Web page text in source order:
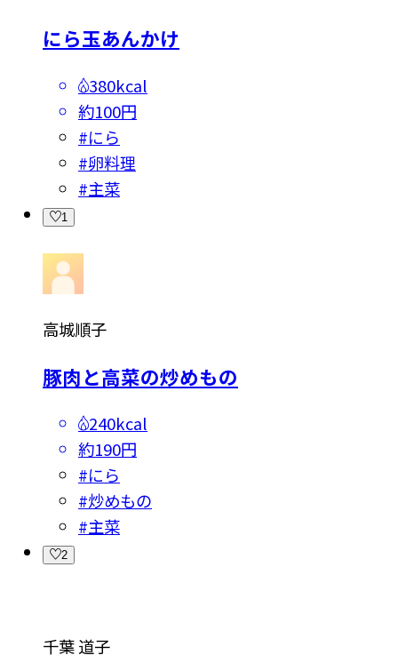
にら玉あんかけ
380kcal
約100円
#にら
#卵料理
#主菜
1
高城順子
豚肉と高菜の炒めもの
240kcal
約190円
#にら
#炒めもの
#主菜
2
千葉 道子